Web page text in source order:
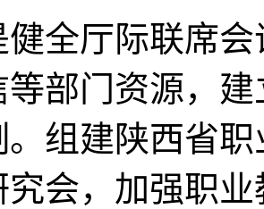
厅际联席会
部门资源，
。组建陕西省
究会，加强职